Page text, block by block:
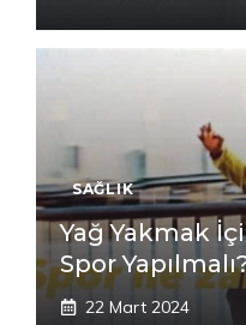
SAĞLIK
Yağ Yakmak
Spor
22 Mart 2024